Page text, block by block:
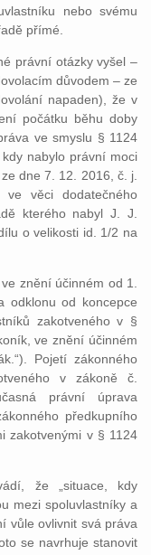
nebo svému
přímé.
právní otázky vyšel –
důvodem – ze
napaden), že v
počátku běhu doby
ve smyslu § 1124
nabylo právní moci
dne 7. 12. 2016, č. j.
věci dodatečného
kterého nabyl J. J.
o velikosti id. 1/2 na
znění účinném od 1.
odklonu od koncepce
zakotveného v §
ve znění účinném
Pojetí zákonného
v zákoně č.
právní úprava
předkupního
zakotvenými v § 1124
že „situace, kdy
mezi spoluvlastníky a
vůle ovlivnit svá práva
se navrhuje stanovit